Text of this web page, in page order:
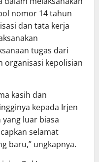
nomor 14 tahun
dan tata kerja
tugas dari
organisasi kepolisian
kasih dan
kepada Irjen
luar biasa
selamat
baru,” ungkapnya.